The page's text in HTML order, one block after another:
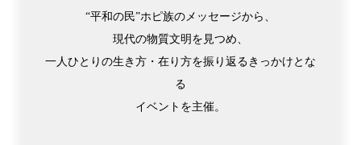
“平和の民”ホピ族のメッセージから、
現代の物質文明を見つめ、
一人ひとりの生き方・在り方を振り返るきっかけとな
る
イベントを主催。